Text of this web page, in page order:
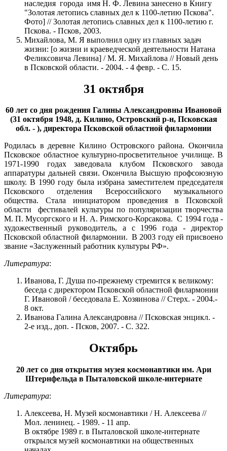
наследия города имя Н. Ф. Левина занесено в Книгу
"Золотая летопись славных дел к 1100-летию Пскова".
Фото] // Золотая летопись славных дел к 1100-летию г.
Пскова. - Псков, 2003.
Михайлова, М. Я выполнил одну из главных задач
жизни: [о жизни и краеведческой деятельности Натана
Феликсовича Левина] / М. Я. Михайлова // Новый день
в Псковской области. - 2004. - 4 февр. - С. 15.
31 октября
60 лет со дня рождения Галины Александровны Ивановой
(31 октября 1948, д. Килино, Островский р-н, Псковская
обл. - ), директора Псковской областной филармонии
Родилась в деревне Килино Островского района. Окончила
Псковское областное культурно-просветительное училище. В
1971-1990 годах заведовала клубом Псковского завода
аппаратуры дальней связи. Окончила Высшую профсоюзную
школу. В 1990 году была избрана заместителем председателя
Псковского отделения Всероссийского музыкального
общества. Стала инициатором проведения в Псковской
области фестивалей культуры по популяризации творчества
М. П. Мусоргского и Н. А. Римского-Корсакова. С 1994 года -
художественный руководитель, а с 1996 года - директор
Псковской областной филармонии. В 2003 году ей присвоено
звание «Заслуженный работник культуры РФ».
Литература:
Иванова, Г. Душа по-прежнему стремится к великому:
беседа с директором Псковской областной филармонии
Г. Ивановой / беседовала Е. Хозяинова // Стерх. - 2004.-
8 окт.
Иванова Галина Александровна // Псковская энцикл. -
2-е изд., доп. - Псков, 2007. - С. 322.
Октябрь
20 лет со дня открытия музея космонавтики им. Ари
Штернфельда в Пыталовской школе-интернате
Литература:
Алексеева, Н. Музей космонавтики / Н. Алексеева //
Мол. ленинец. - 1989. - 11 апр.
В октябре 1989 г. в Пыталовской школе-интернате
открылся музей космонавтики на общественных